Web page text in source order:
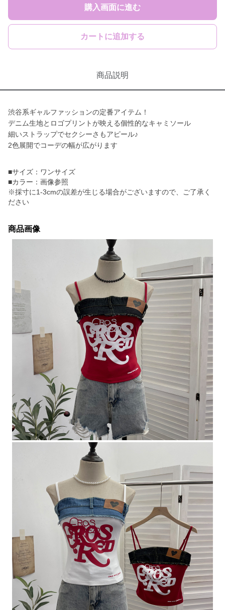
購入画面に進む
カートに追加する
商品説明
渋谷系ギャルファッションの定番アイテム！
デニム生地とロゴプリントが映える個性的なキャミソール
細いストラップでセクシーさもアピール♪
2色展開でコーデの幅が広がります
■サイズ：ワンサイズ
■カラー：画像参照
※採寸に1-3cmの誤差が生じる場合がございますので、ご了承く
ださい
商品画像